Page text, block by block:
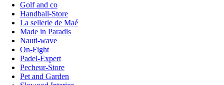
Golf and co
Handball-Store
La sellerie de Maé
Made in Paradis
Nauti-wave
On-Fight
Padel-Expert
Pecheur-Store
Pet and Garden